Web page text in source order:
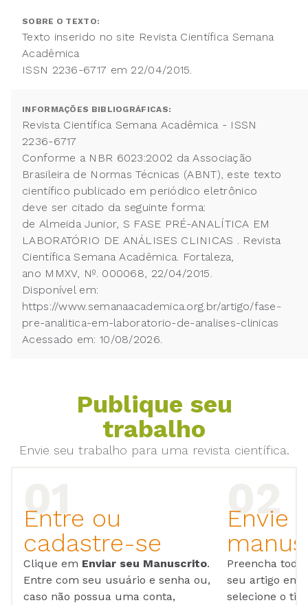
SOBRE O TEXTO:
Texto inserido no site Revista Científica Semana
Acadêmica
ISSN 2236-6717 em 22/04/2015.
INFORMAÇÕES BIBLIOGRÁFICAS:
Revista Científica Semana Acadêmica - ISSN
2236-6717
Conforme a NBR 6023:2002 da Associação
Brasileira de Normas Técnicas (ABNT), este texto
científico publicado em periódico eletrônico
deve ser citado da seguinte forma:
de Almeida Junior, S FASE PRÉ-ANALÍTICA EM
LABORATÓRIO DE ANÁLISES CLINICAS . Revista
Científica Semana Acadêmica. Fortaleza,
ano MMXV, Nº. 000068, 22/04/2015.
Disponível em:
https://www.semanaacademica.org.br/artigo/fase-
pre-analitica-em-laboratorio-de-analises-clinicas
Acessado em: 10/08/2026.
Publique seu
trabalho
Envie seu trabalho para uma revista científica.
Entre ou
cadastre-se
Clique em Enviar seu Manuscrito.
Entre com seu usuário e senha ou,
caso não possua uma conta,
Envie
Preencha
seu artigo em
selecione o